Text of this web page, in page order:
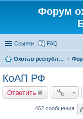
Форум
Ссылки FAQ
Охота в республике Башкортостан
КоАП РФ
Ответить
462 сообщения